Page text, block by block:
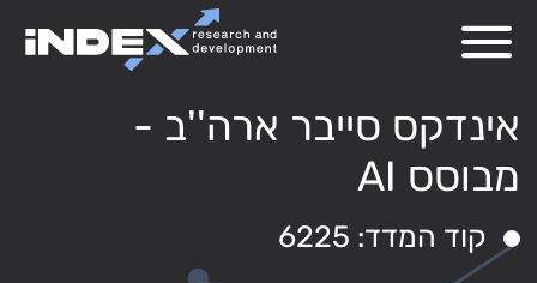
אינדקס סייבר ארה''ב -
מבוסס AI
קוד המדד: 6225